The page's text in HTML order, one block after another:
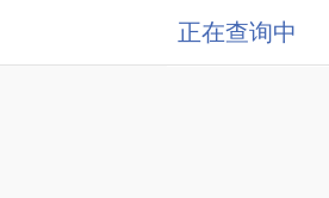
正在查询中